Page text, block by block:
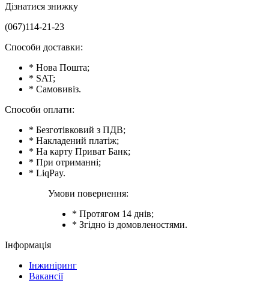
Дізнатися знижку
(067)114-21-23
Способи доставки:
* Нова Пошта;
* SAT;
* Самовивіз.
Способи оплати:
* Безготівковий з ПДВ;
* Накладений платіж;
* На карту Приват Банк;
* При отриманні;
* LiqPay.
Умови повернення:
* Протягом 14 днів;
* Згідно із домовленостями.
Інформація
Інжиніринг
Вакансії